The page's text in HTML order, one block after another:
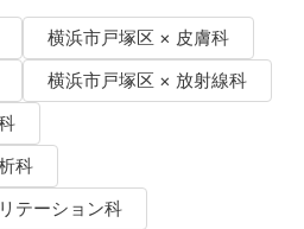
横浜市戸塚区 × 皮膚科
横浜市戸塚区 × 放射線科
科
テーション科